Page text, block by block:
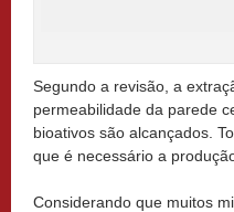
Segundo a revisão, a
permeabilidade da parede
bioativos são alcançados.
que é necessário a
Considerando que muitos